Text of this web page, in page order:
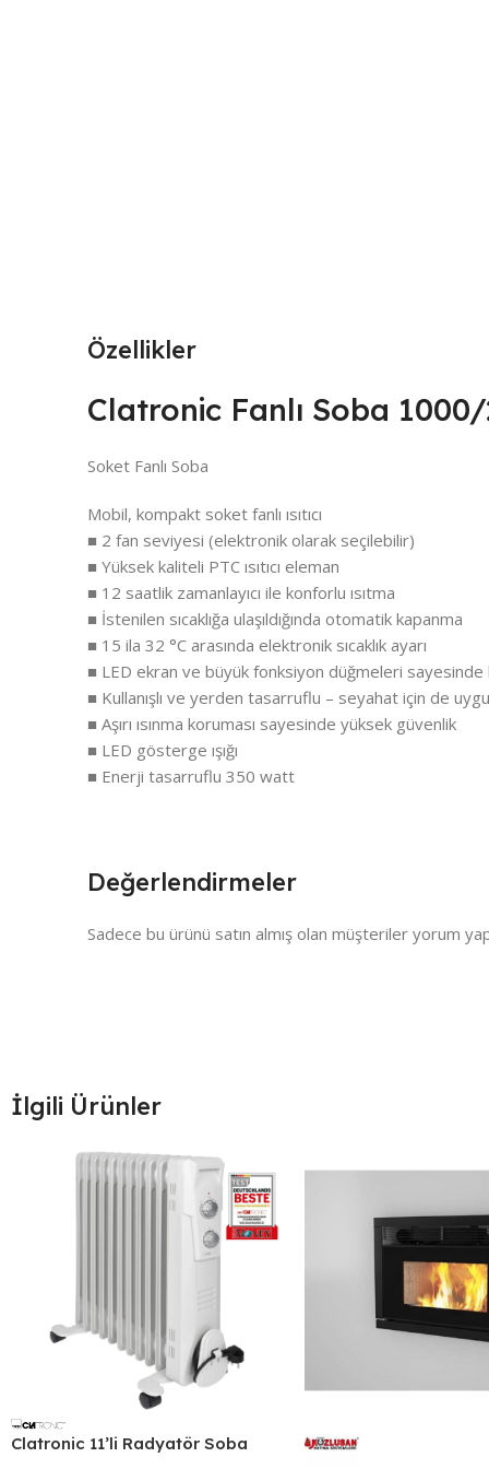
Özellikler
Clatronic Fanlı Soba
Soket Fanlı Soba
Mobil, kompakt soket fanlı ısıtıcı
■ 2 fan seviyesi (elektronik olarak seçilebilir)
■ Yüksek kaliteli PTC ısıtıcı eleman
■ 12 saatlik zamanlayıcı ile konforlu ısıtma
■ İstenilen sıcaklığa ulaşıldığında otomatik kapanma
■ 15 ila 32 °C arasında elektronik sıcaklık ayarı
■ LED ekran ve büyük fonksiyon düğmeleri sayesinde
■ Kullanışlı ve yerden tasarruflu – seyahat için de
■ Aşırı ısınma koruması sayesinde yüksek güvenlik
■ LED gösterge ışığı
■ Enerji tasarruflu 350 watt
Değerlendirmeler
Sadece bu ürünü satın almış olan müşteriler yorum
İlgili Ürünler
Clatronic 11’li Radyatör Soba